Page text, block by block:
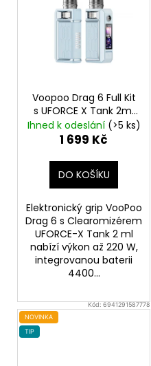
Voopoo Drag 6 Full Kit
s UFORCE X Tank 2ml
Blue4400mAh
Ihned k odeslání (>5 ks)
1 699 Kč
DO KOŠÍKU
Elektronický grip VooPoo
Drag 6 s Clearomizérem
UFORCE-X Tank 2 ml
nabízí výkon až 220 W,
integrovanou baterii
4400...
Kód:6941291587778
NOVINKA
TIP